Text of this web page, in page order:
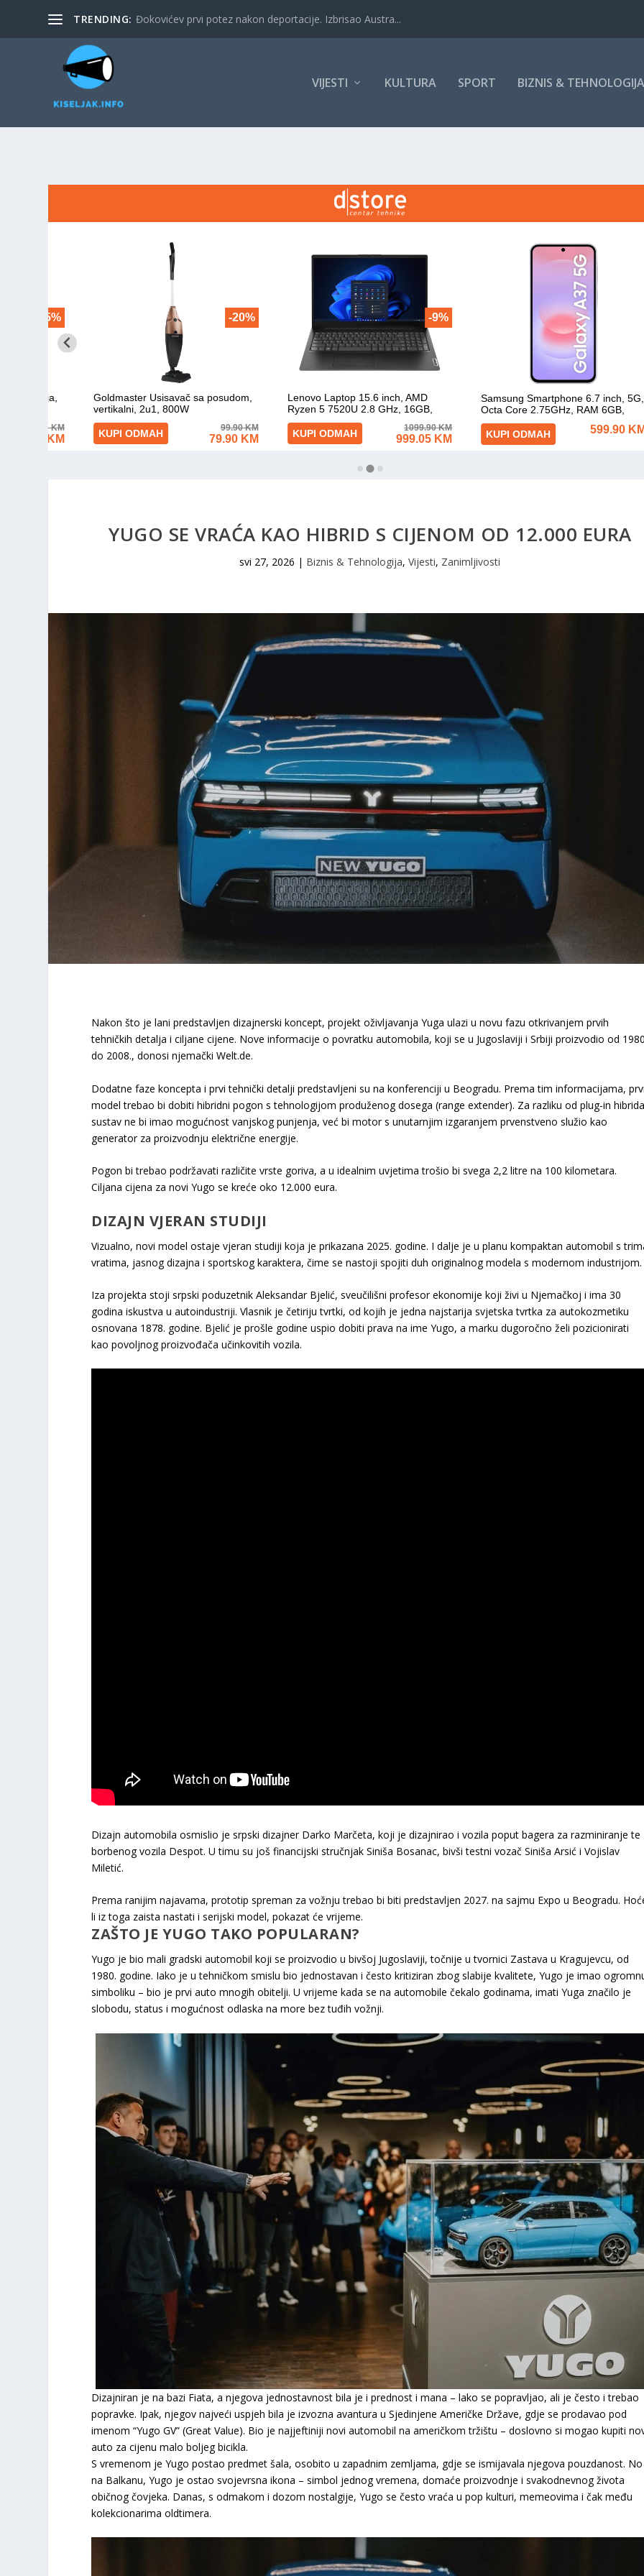
TRENDING: Đokovićev prvi potez nakon deportacije. Izbrisao Austra...
VIJESTI KULTURA SPORT BIZNIS & TEHNOLOGIJA
YUGO SE VRAĆA KAO HIBRID S CIJENOM OD 12.000 EURA
svi 27, 2026 | Biznis & Tehnologija,Vijesti, Zanimljivosti
Nakon što je lani predstavljen dizajnerski koncept, projekt oživljavanja Yuga ulazi u novu fazu otkrivanjem prvih
tehničkih detalja i ciljane cijene. Nove informacije o povratku automobila, koji se u Jugoslaviji i Srbiji proizvodio od
do 2008., donosi njemački Welt.de.
Dodatne faze koncepta i prvi tehnički detalji predstavljeni su na konferenciji u Beogradu. Prema tim informacijama,
model trebao bi dobiti hibridni pogon s tehnologijom produženog dosega (range extender). Za razliku od plug-in
sustav ne bi imao mogućnost vanjskog punjenja, već bi motor s unutarnjim izgaranjem prvenstveno služio kao
generator za proizvodnju električne energije.
Pogon bi trebao podržavati različite vrste goriva, a u idealnim uvjetima trošio bi svega 2,2 litre na 100 kilometara.
Ciljana cijena za novi Yugo se kreće oko 12.000 eura.
DIZAJN VJERAN STUDIJI
Vizualno, novi model ostaje vjeran studiji koja je prikazana 2025. godine. I dalje je u planu kompaktan automobil s
vratima, jasnog dizajna i sportskog karaktera, čime se nastoji spojiti duh originalnog modela s modernom industrijom.
Iza projekta stoji srpski poduzetnik Aleksandar Bjelić, sveučilišni profesor ekonomije koji živi u Njemačkoj i ima 30
godina iskustva u autoindustriji. Vlasnik je četiriju tvrtki, od kojih je jedna najstarija svjetska tvrtka za autokozmetiku
osnovana 1878. godine. Bjelić je prošle godine uspio dobiti prava na ime Yugo, a marku dugoročno želi pozicionirati
kao povoljnog proizvođača učinkovitih vozila.
Dizajn automobila osmislio je srpski dizajner Darko Marčeta, koji je dizajnirao i vozila poput bagera za razminiranje te
borbenog vozila Despot. U timu su još financijski stručnjak Siniša Bosanac, bivši testni vozač Siniša Arsić i Vojislav
Miletić.
Prema ranijim najavama, prototip spreman za vožnju trebao bi biti predstavljen 2027. na sajmu Expo u Beogradu.
li iz toga zaista nastati i serijski model, pokazat će vrijeme.
ZAŠTO JE YUGO TAKO POPULARAN?
Yugo je bio mali gradski automobil koji se proizvodio u bivšoj Jugoslaviji, točnije u tvornici Zastava u Kragujevcu, od
1980. godine. Iako je u tehničkom smislu bio jednostavan i često kritiziran zbog slabije kvalitete, Yugo je imao
simboliku – bio je prvi auto mnogih obitelji. U vrijeme kada se na automobile čekalo godinama, imati Yuga značilo je
slobodu, status i mogućnost odlaska na more bez tuđih vožnji.
Dizajniran je na bazi Fiata, a njegova jednostavnost bila je i prednost i mana – lako se popravljao, ali je često i trebao
popravke. Ipak, njegov najveći uspjeh bila je izvozna avantura u Sjedinjene Američke Države, gdje se prodavao pod
imenom “Yugo GV” (Great Value). Bio je najjeftiniji novi automobil na američkom tržištu – doslovno si mogao kupiti
auto za cijenu malo boljeg bicikla.
S vremenom je Yugo postao predmet šala, osobito u zapadnim zemljama, gdje se ismijavala njegova pouzdanost. No
na Balkanu, Yugo je ostao svojevrsna ikona – simbol jednog vremena, domaće proizvodnje i svakodnevnog života
običnog čovjeka. Danas, s odmakom i dozom nostalgije, Yugo se često vraća u pop kulturi, memeovima i čak među
kolekcionarima oldtimera.